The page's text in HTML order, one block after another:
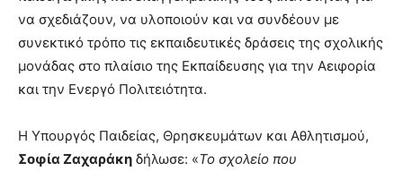
να σχεδιάζουν, να υλοποιούν και να συνδέουν με
συνεκτικό τρόπο τις εκπαιδευτικές δράσεις της σχολικής
μονάδας στο πλαίσιο της Εκπαίδευσης για την Αειφορία
και την Ενεργό Πολιτειότητα.
Η Υπουργός Παιδείας, Θρησκευμάτων και Αθλητισμού,
Σοφία Ζαχαράκη δήλωσε: «Το σχολείο που